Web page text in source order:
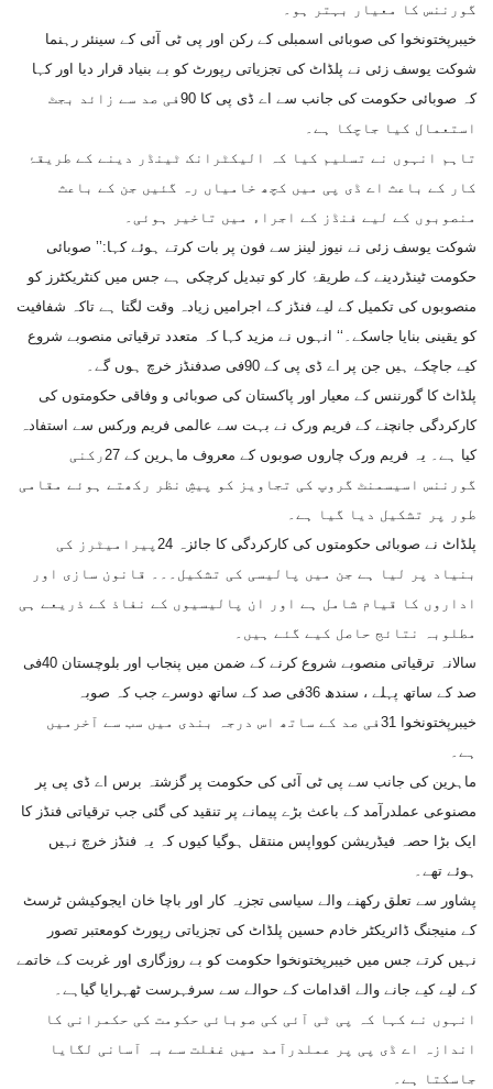
گورننس کا معیار بہتر ہو۔
خیبرپختونخوا کی صوبائی اسمبلی کے رکن اور پی ٹی آئی کے سینئر رہنما
شوکت یوسف زئی نے پلڈاٹ کی تجزیاتی رپورٹ کو بے بنیاد قرار دیا اور کہا
کہ صوبائی حکومت کی جانب سے اے ڈی پی کا 90فی صد سے زائد بجٹ
استعمال کیا جاچکا ہے۔
تاہم انہوں نے تسلیم کیا کہ الیکٹرانک ٹینڈر دینے کے طریقۂ
کار کے باعث اے ڈی پی میں کچھ خامیاں رہ گئیں جن کے باعث
منصوبوں کے لیے فنڈز کے اجراء میں تاخیر ہوئی۔
شوکت یوسف زئی نے نیوز لینز سے فون پر بات کرتے ہوئے کہا:’’ صوبائی
حکومت ٹینڈردینے کے طریقۂ کار کو تبدیل کرچکی ہے جس میں کنٹریکٹرز کو
منصوبوں کی تکمیل کے لیے فنڈز کے اجرامیں زیادہ وقت لگتا ہے تاکہ شفافیت
کو یقینی بنایا جاسکے۔‘‘ انہوں نے مزید کہا کہ متعدد ترقیاتی منصوبے شروع
کیے جاچکے ہیں جن پر اے ڈی پی کے 90فی صدفنڈز خرچ ہوں گے۔
پلڈاٹ کا گورننس کے معیار اور پاکستان کی صوبائی و وفاقی حکومتوں کی
کارکردگی جانچنے کے فریم ورک نے بہت سے عالمی فریم ورکس سے استفادہ
کیا ہے۔ یہ فریم ورک چاروں صوبوں کے معروف ماہرین کے 27رکنی
گورننس اسیسمنٹ گروپ کی تجاویز کو پیشِ نظر رکھتے ہوئے مقامی
طور پر تشکیل دیا گیا ہے۔
پلڈاٹ نے صوبائی حکومتوں کی کارکردگی کا جائزہ 24پیرامیٹرز کی
بنیاد پر لیا ہے جن میں پالیسی کی تشکیل۔۔۔ قانون سازی اور
اداروں کا قیام شامل ہے اور ان پالیسیوں کے نفاذ کے ذریعے ہی
مطلوبہ نتائج حاصل کیے گئے ہیں۔
سالانہ ترقیاتی منصوبے شروع کرنے کے ضمن میں پنجاب اور بلوچستان 40فی
صد کے ساتھ پہلے ، سندھ 36فی صد کے ساتھ دوسرے جب کہ صوبہ
خیبرپختونخوا 31فی صد کے ساتھ اس درجہ بندی میں سب سے آخرمیں
ہے۔
ماہرین کی جانب سے پی ٹی آئی کی حکومت پر گزشتہ برس اے ڈی پی پر
مصنوعی عملدرآمد کے باعث بڑے پیمانے پر تنقید کی گئی جب ترقیاتی فنڈز کا
ایک بڑا حصہ فیڈریشن کوواپس منتقل ہوگیا کیوں کہ یہ فنڈز خرچ نہیں
ہوئے تھے۔
پشاور سے تعلق رکھنے والے سیاسی تجزیہ کار اور باچا خان ایجوکیشن ٹرسٹ
کے منیجنگ ڈائریکٹر خادم حسین پلڈاٹ کی تجزیاتی رپورٹ کومعتبر تصور
نہیں کرتے جس میں خیبرپختونخوا حکومت کو بے روزگاری اور غربت کے خاتمے
کے لیے کیے جانے والے اقدامات کے حوالے سے سرفہرست ٹھہرایا گیاہے۔
انہوں نے کہا کہ پی ٹی آئی کی صوبائی حکومت کی حکمرانی کا
اندازہ اے ڈی پی پر عملدرآمد میں غفلت سے بہ آسانی لگایا
جاسکتا ہے۔